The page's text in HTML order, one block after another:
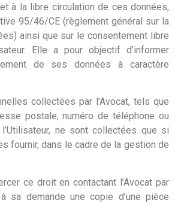
à la libre circulation de ces données,
95/46/CE (règlement général sur la
ainsi que sur le consentement libre
Elle a pour objectif d’informer
de ses données à caractère
collectées par l’Avocat, tels que
postale, numéro de téléphone ou
ne sont collectées que si
fournir, dans le cadre de la gestion de
ce droit en contactant l’Avocat par
sa demande une copie d’une pièce